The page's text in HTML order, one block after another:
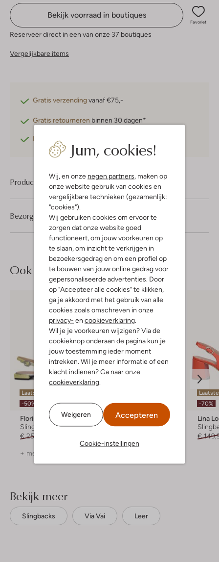
Jum, cookies!
Wij, en onze negen partners , maken op
onze website gebruik van cookies en
vergelijkbare technieken (gezamenlijk:
"cookies").
Wij gebruiken cookies om ervoor te
zorgen dat onze website goed
functioneert, om jouw voorkeuren op
te slaan, om inzicht te verkrijgen in
bezoekersgedrag en om een profiel op
te bouwen van jouw online gedrag voor
gepersonaliseerde advertenties. Door
op "Accepteer alle cookies" te klikken,
ga je akkoord met het gebruik van alle
cookies zoals omschreven in onze
privacy- en cookieverklaring
Wil je je voorkeuren wijzigen? Via de
cookieknop onderaan de pagina kun je
jouw toestemming ieder moment
intrekken. Wil je meer informatie of een
klacht indienen? Ga naar onze
cookieverklaring
Weigeren Accepteren
Cookie-instellingen
Bekijk voorraad in boutiques
Favoriet
Reserveer direct in een van onze 37 boutiques
Vergelijkbare items
Gratis verzendingvanaf €75,-
Gratis retourneren binnen 30 dagen*
Betaal achteraf
Product informatie
Bezorgen & retourneren
Ook iets voor jou?
Laatste items
-50%
Floris Van Bommel
Slingbacks
€ 259,99
+ meer kleuren
-60%
Ctwlk
Slingbacks
-70%
Lina
€
Bekijk meer
Slingbacks Via Vai Leer